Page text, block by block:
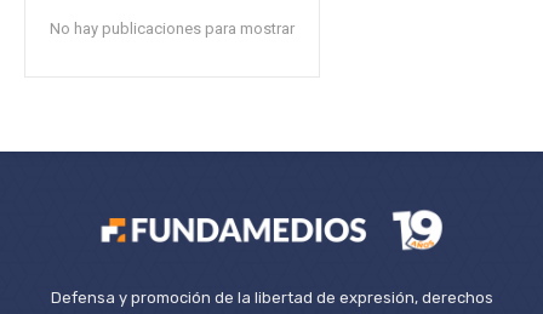
No hay publicaciones para mostrar
Defensa y promoción de la libertad de expresión, derechos